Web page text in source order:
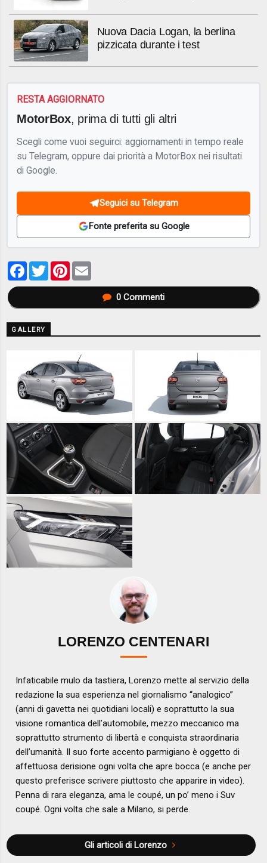
Nuova Dacia Logan, la berlina
pizzicata durante i test
RESTA AGGIORNATO
MotorBox, prima di tutti gli altri
Scegli come vuoi seguirci: aggiornamenti in tempo reale
su Telegram, oppure dai priorità a MotorBox nei risultati
di Google.
Seguici su Telegram
Fonte preferita su Google
Facebook
TwitterPinterest
0Commenti
GALLERY
LORENZO CENTENARI
Infaticabile mulo da tastiera, Lorenzo mette al servizio della
redazione la sua esperienza nel giornalismo “analogico”
(anni di gavetta nei quotidiani locali) e soprattutto la sua
visione romantica dell’automobile, mezzo meccanico ma
soprattutto strumento di libertà e conquista straordinaria
dell’umanità. Il suo forte accento parmigiano è oggetto di
affettuosa derisione ogni volta che apre bocca (e anche per
questo preferisce scrivere piuttosto che apparire in video).
Penna di rara eleganza, ama le coupé, un po’ meno i Suv
coupé. Ogni volta che sale a Milano, si perde.
Gli articoli di Lorenzo